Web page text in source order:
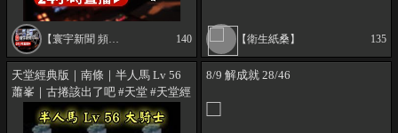
【寰宇新聞 頻道】 140 【衛生紙桑】 135
天堂經典版｜南條｜半人馬 Lv 56
蕭峯｜古捲該出了吧 #天堂 #天堂經
典服 #lineage #lineageclassic #리니
지 #리니지클래식
8/9 解成就 28/46